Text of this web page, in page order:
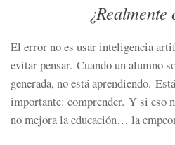
El error no es usar inteligencia
evitar pensar. Cuando un alumno
generada, no está aprendiendo.
importante: comprender. Y si eso
no mejora la educación… la